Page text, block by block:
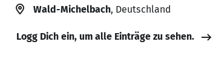
Wald-Michelbach, Deutschland
Logg Dich ein, um alle Einträge zu sehen.